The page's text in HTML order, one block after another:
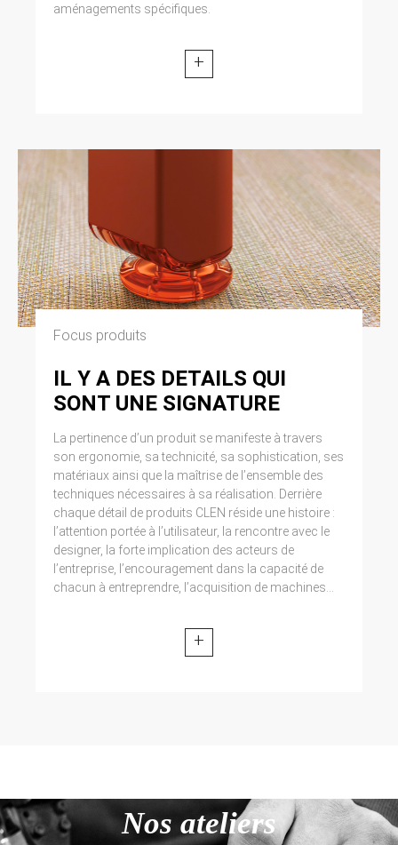
aménagements spécifiques.
+
Focus produits
IL Y A DES DETAILS QUI
SONT UNE SIGNATURE
La pertinence d’un produit se manifeste à travers
son ergonomie, sa technicité, sa sophistication, ses
matériaux ainsi que la maîtrise de l’ensemble des
techniques nécessaires à sa réalisation. Derrière
chaque détail de produits CLEN réside une histoire :
l’attention portée à l’utilisateur, la rencontre avec le
designer, la forte implication des acteurs de
l’entreprise, l’encouragement dans la capacité de
chacun à entreprendre, l’acquisition de machines...
+
Nos ateliers